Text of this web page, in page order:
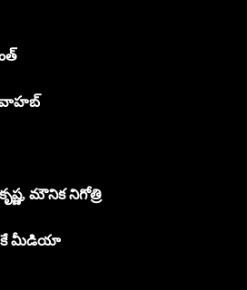
వాహబ్
మౌనిక నిగోత్రి
కే మీడియా